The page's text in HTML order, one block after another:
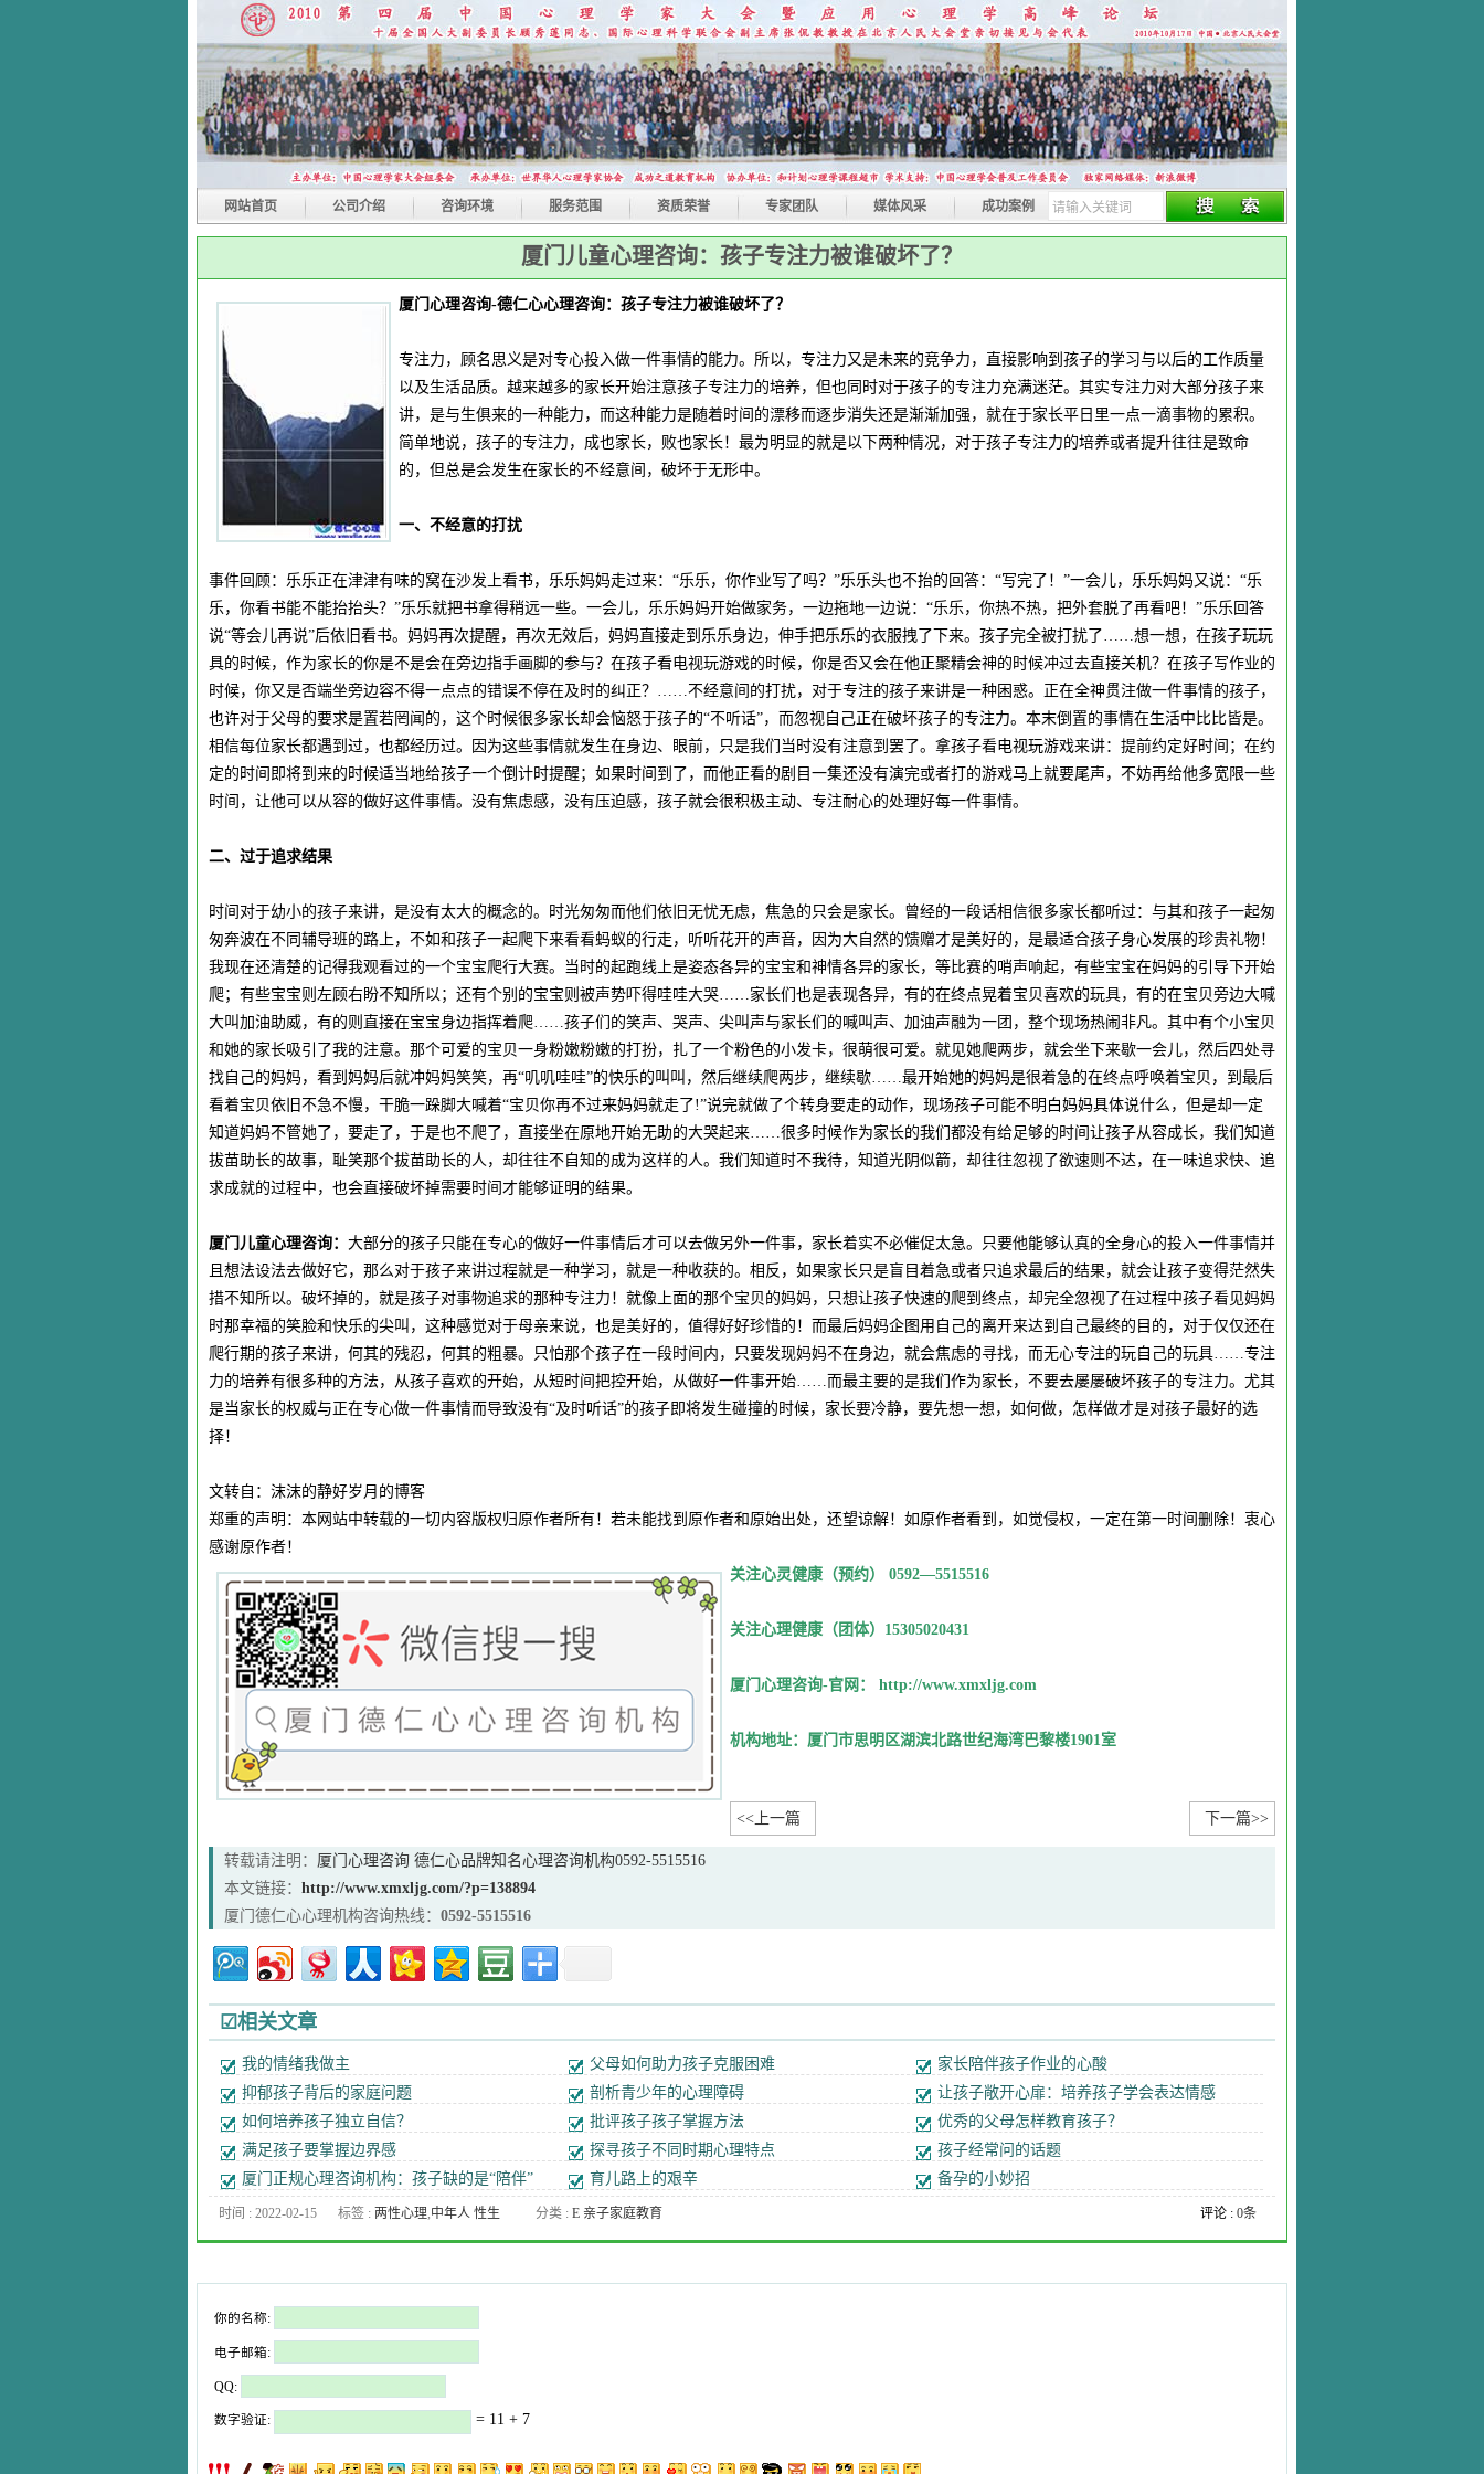
网站首页 公司介绍 咨询环境 服务范围 资质荣誉 专家团队 媒体风采 成功案例
厦门儿童心理咨询：孩子专注力被谁破坏了？
厦门心理咨询-德仁心心理咨询：孩子专注力被谁破坏了？
专注力，顾名思义是对专心投入做一件事情的能力。所以，专注力又是未来的竞争力，直接影响到孩子的学习与以后的工作质量
以及生活品质。越来越多的家长开始注意孩子专注力的培养，但也同时对于孩子的专注力充满迷茫。其实专注力对大部分孩子来
讲，是与生俱来的一种能力，而这种能力是随着时间的漂移而逐步消失还是渐渐加强，就在于家长平日里一点一滴事物的累积。
简单地说，孩子的专注力，成也家长，败也家长！最为明显的就是以下两种情况，对于孩子专注力的培养或者提升往往是致命
的，但总是会发生在家长的不经意间，破坏于无形中。
一、不经意的打扰
事件回顾：乐乐正在津津有味的窝在沙发上看书，乐乐妈妈走过来：“乐乐，你作业写了吗？”乐乐头也不抬的回答：“写完了！”一会儿，乐乐妈妈又说：“乐
乐，你看书能不能抬抬头？”乐乐就把书拿得稍远一些。一会儿，乐乐妈妈开始做家务，一边拖地一边说：“乐乐，你热不热，把外套脱了再看吧！”乐乐回答
说“等会儿再说”后依旧看书。妈妈再次提醒，再次无效后，妈妈直接走到乐乐身边，伸手把乐乐的衣服拽了下来。孩子完全被打扰了……想一想，在孩子玩玩
具的时候，作为家长的你是不是会在旁边指手画脚的参与？在孩子看电视玩游戏的时候，你是否又会在他正聚精会神的时候冲过去直接关机？在孩子写作业的
时候，你又是否端坐旁边容不得一点点的错误不停在及时的纠正？……不经意间的打扰，对于专注的孩子来讲是一种困惑。正在全神贯注做一件事情的孩子，
也许对于父母的要求是置若罔闻的，这个时候很多家长却会恼怒于孩子的“不听话”，而忽视自己正在破坏孩子的专注力。本末倒置的事情在生活中比比皆是。
相信每位家长都遇到过，也都经历过。因为这些事情就发生在身边、眼前，只是我们当时没有注意到罢了。拿孩子看电视玩游戏来讲：提前约定好时间；在约
定的时间即将到来的时候适当地给孩子一个倒计时提醒；如果时间到了，而他正看的剧目一集还没有演完或者打的游戏马上就要尾声，不妨再给他多宽限一些
时间，让他可以从容的做好这件事情。没有焦虑感，没有压迫感，孩子就会很积极主动、专注耐心的处理好每一件事情。
二、过于追求结果
时间对于幼小的孩子来讲，是没有太大的概念的。时光匆匆而他们依旧无忧无虑，焦急的只会是家长。曾经的一段话相信很多家长都听过：与其和孩子一起匆
匆奔波在不同辅导班的路上，不如和孩子一起爬下来看看蚂蚁的行走，听听花开的声音，因为大自然的馈赠才是美好的，是最适合孩子身心发展的珍贵礼物！
我现在还清楚的记得我观看过的一个宝宝爬行大赛。当时的起跑线上是姿态各异的宝宝和神情各异的家长，等比赛的哨声响起，有些宝宝在妈妈的引导下开始
爬；有些宝宝则左顾右盼不知所以；还有个别的宝宝则被声势吓得哇哇大哭……家长们也是表现各异，有的在终点晃着宝贝喜欢的玩具，有的在宝贝旁边大喊
大叫加油助威，有的则直接在宝宝身边指挥着爬……孩子们的笑声、哭声、尖叫声与家长们的喊叫声、加油声融为一团，整个现场热闹非凡。其中有个小宝贝
和她的家长吸引了我的注意。那个可爱的宝贝一身粉嫩粉嫩的打扮，扎了一个粉色的小发卡，很萌很可爱。就见她爬两步，就会坐下来歇一会儿，然后四处寻
找自己的妈妈，看到妈妈后就冲妈妈笑笑，再“叽叽哇哇”的快乐的叫叫，然后继续爬两步，继续歇……最开始她的妈妈是很着急的在终点呼唤着宝贝，到最后
看着宝贝依旧不急不慢，干脆一跺脚大喊着“宝贝你再不过来妈妈就走了!”说完就做了个转身要走的动作，现场孩子可能不明白妈妈具体说什么，但是却一定
知道妈妈不管她了，要走了，于是也不爬了，直接坐在原地开始无助的大哭起来……很多时候作为家长的我们都没有给足够的时间让孩子从容成长，我们知道
拔苗助长的故事，耻笑那个拔苗助长的人，却往往不自知的成为这样的人。我们知道时不我待，知道光阴似箭，却往往忽视了欲速则不达，在一味追求快、追
求成就的过程中，也会直接破坏掉需要时间才能够证明的结果。
厦门儿童心理咨询： 大部分的孩子只能在专心的做好一件事情后才可以去做另外一件事，家长着实不必催促太急。只要他能够认真的全身心的投入一件事情并
且想法设法去做好它，那么对于孩子来讲过程就是一种学习，就是一种收获的。相反，如果家长只是盲目着急或者只追求最后的结果，就会让孩子变得茫然失
措不知所以。破坏掉的，就是孩子对事物追求的那种专注力！就像上面的那个宝贝的妈妈，只想让孩子快速的爬到终点，却完全忽视了在过程中孩子看见妈妈
时那幸福的笑脸和快乐的尖叫，这种感觉对于母亲来说，也是美好的，值得好好珍惜的！而最后妈妈企图用自己的离开来达到自己最终的目的，对于仅仅还在
爬行期的孩子来讲，何其的残忍，何其的粗暴。只怕那个孩子在一段时间内，只要发现妈妈不在身边，就会焦虑的寻找，而无心专注的玩自己的玩具……专注
力的培养有很多种的方法，从孩子喜欢的开始，从短时间把控开始，从做好一件事开始……而最主要的是我们作为家长，不要去屡屡破坏孩子的专注力。尤其
是当家长的权威与正在专心做一件事情而导致没有“及时听话”的孩子即将发生碰撞的时候，家长要冷静，要先想一想，如何做，怎样做才是对孩子最好的选
择！
文转自：沫沫的静好岁月的博客
郑重的声明：本网站中转载的一切内容版权归原作者所有！若未能找到原作者和原始出处，还望谅解！如原作者看到，如觉侵权，一定在第一时间删除！衷心
感谢原作者！
关注心灵健康（预约） 0592—5515516
关注心理健康（团体）15305020431
厦门心理咨询-官网： http://www.xmxljg.com
机构地址：厦门市思明区湖滨北路世纪海湾巴黎楼1901室
<<上一篇 下一篇>>
转载请注明： 厦门心理咨询 德仁心品牌知名心理咨询机构0592-5515516
本文链接： http://www.xmxljg.com/?p=138894
厦门德仁心心理机构咨询热线： 0592-5515516
☑相关文章
我的情绪我做主 父母如何助力孩子克服困难
家长陪伴孩子作业的心酸
抑郁孩子背后的家庭问题
剖析青少年的心理障碍
让孩子敞开心扉：培养孩子学会表达情感
如何培养孩子独立自信？
批评孩子孩子掌握方法
优秀的父母怎样教育孩子？
满足孩子要掌握边界感
探寻孩子不同时期心理特点
孩子经常问的话题
厦门正规心理咨询机构：孩子缺的是“陪伴”
育儿路上的艰辛 备孕的小妙招
时间 : 2022-02-15 标签 : 两性心理,中年人 性生
活,九型人格,企业EAP,厦门儿
情感,子女教育,心理医生
压力,心理咨询,心理常识
年龄,心理治疗,心理测试
疾病 ,心理问题,恋爱心理 恐惧
分类 : E 亲子家庭教育 评论 : 0条
你的名称:
电子邮箱:
QQ:
数字验证: = 11 + 7